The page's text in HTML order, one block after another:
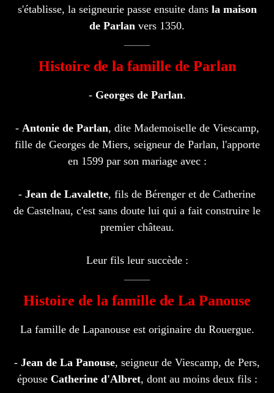
s'établisse, la seigneurie passe ensuite dans la maison
de Parlan vers 1350.
Histoire de la famille de Parlan
- Georges de Parlan.
- Antonie de Parlan, dite Mademoiselle de Viescamp,
fille de Georges de Miers, seigneur de Parlan, l'apporte
en 1599 par son mariage avec :
- Jean de Lavalette, fils de Bérenger et de Catherine
de Castelnau, c'est sans doute lui qui a fait construire le
premier château.
Leur fils leur succède :
Histoire de la famille de La Panouse
La famille de Lapanouse est originaire du Rouergue.
- Jean de La Panouse, seigneur de Viescamp, de Pers,
épouse Catherine d'Albret, dont au moins deux fils :